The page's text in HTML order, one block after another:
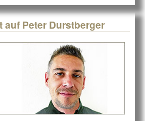
auf Peter Durstberger